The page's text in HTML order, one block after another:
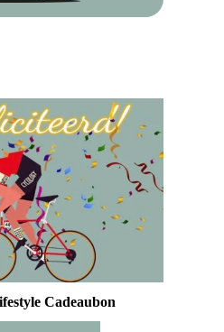
Cadeaubon